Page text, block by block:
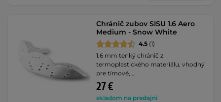
Chránič zubov SISU 1.6 Aero
Medium - Snow White
4.5 (1)
1,6 mm tenký chránič z
termoplastického materiálu, vhodný
pre tímové, …
27 €
skladom na predajni